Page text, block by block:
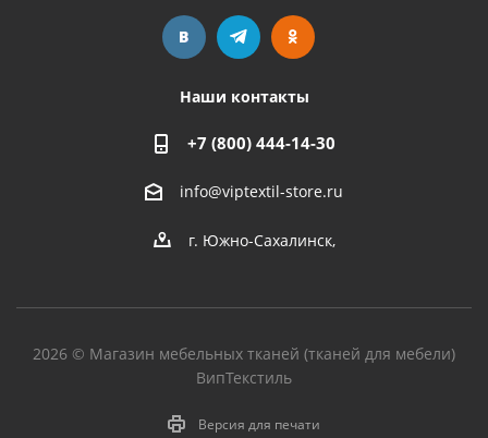
Наши контакты
+7 (800) 444-14-30
info@viptextil-store.ru
г. Южно-Сахалинск,
2026 © Магазин мебельных тканей (тканей для мебели)
ВипТекстиль
Версия для печати